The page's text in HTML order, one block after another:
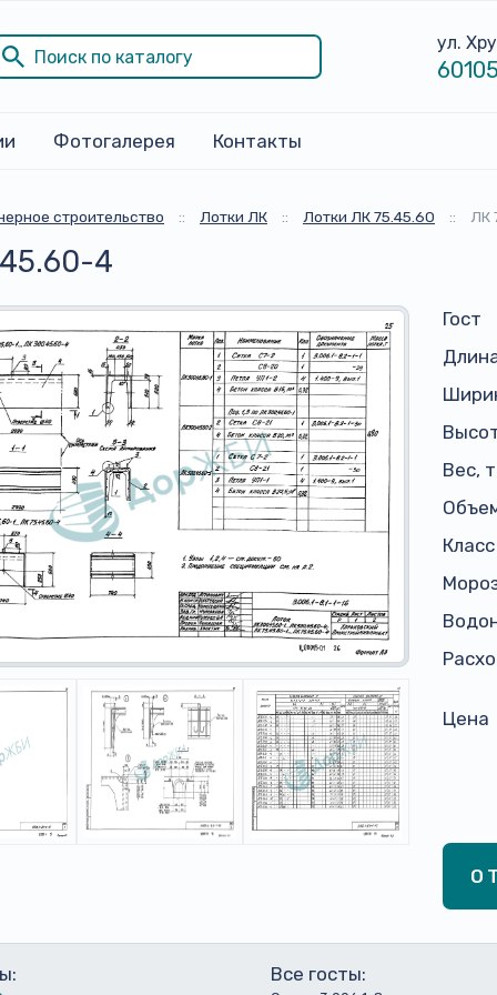
ул.
Фотогалерея Контакты
строительство :: Лотки ЛК :: Лотки ЛК 75.45.60 :: ЛК
4
Гост
Вес,
Цена
Все госты: